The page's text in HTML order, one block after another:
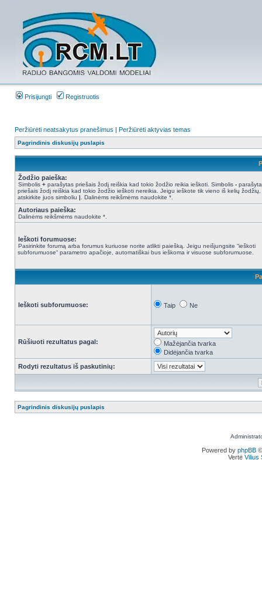
Prisijungti Registruotis
Peržiūrėti neatsakytus pranešimus | Peržiūrėti aktyvias temas
Pagrindinis diskusijų puslapis
Žodžio paieška:
Simbolis + parašytas priešais žodį reiškia kad tokio žodžio reikia ieškoti. Simbolis -
priešais žodį reiškia kad tokio žodžio ieškoti nereikia. Jeigu ieškote tik vieno iš kelių žodžių,
atskirkite juos simboliu | . Dalinėms reikšmėms naudokite *.
Autoriaus paieška:
Dalinėms reikšmėms naudokite *.
Ieškoti forumuose:
Pasirinkite forumą arba forumus kuriuose norite atlikti paiešką. Jeigu neišjungsite “ieškoti
subforumuose“ parametro apačioje, automatiškai bus ieškoma ir visuose subforumuose.
Ieškoti subforumuose: Taip Ne
Rūšiuoti rezultatus pagal:
Mažėjančia tvarka
Didėjančia tvarka
Rodyti rezultatus iš paskutinių:
Pagrindinis diskusijų puslapis
Powered by phpBB
Vertė Vilius